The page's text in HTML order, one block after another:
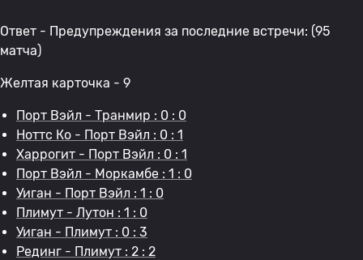
Ответ - Предупреждения за последние встречи: (95
матча)
Желтая карточка - 9
Порт Вэйл - Транмир : 0 : 0
Ноттс Ко - Порт Вэйл : 0 : 1
Харрогит - Порт Вэйл : 0 : 1
Порт Вэйл - Моркамбе : 1 : 0
Уиган - Порт Вэйл : 1 : 0
Плимут - Лутон : 1 : 0
Уиган - Плимут : 0 : 3
Рединг - Плимут : 2 : 2